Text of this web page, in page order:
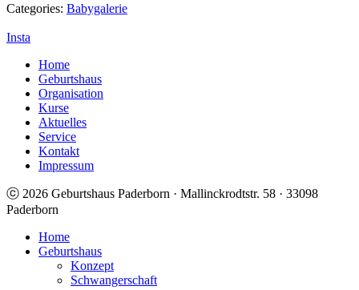
Categories: Babygalerie
Insta
Home
Geburtshaus
Organisation
Kurse
Aktuelles
Service
Kontakt
Impressum
ⓒ 2026 Geburtshaus Paderborn · Mallinckrodtstr. 58 · 33098
Paderborn
Home
Geburtshaus
Konzept
Schwangerschaft